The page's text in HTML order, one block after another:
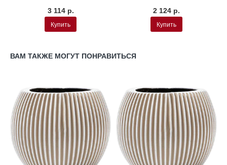
3 114 р.
Купить
2 124 р.
Купить
ВАМ ТАКЖЕ МОГУТ ПОНРАВИТЬСЯ